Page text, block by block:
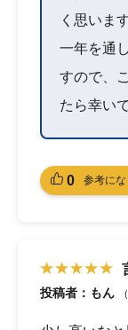
く思います
一年を通
すので、
たら幸い
0 参考にな
投稿者：もん （